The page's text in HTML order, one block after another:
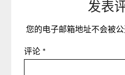
发表
您的电子邮箱地址不会被公
评论 *